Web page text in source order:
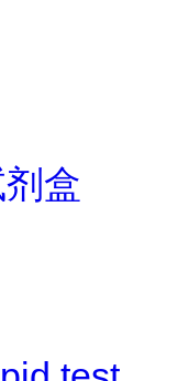
盒